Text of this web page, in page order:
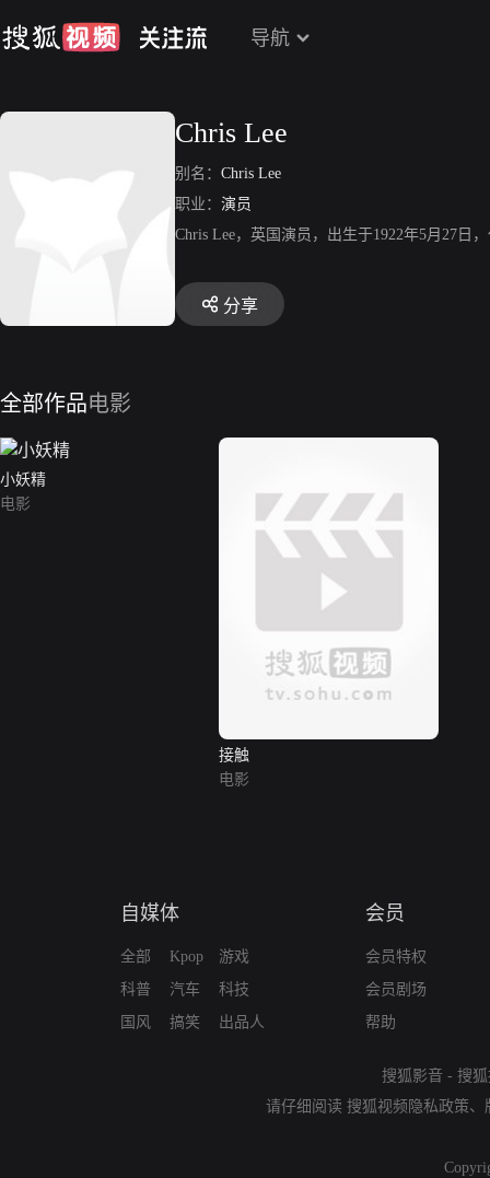
导航
Chris Lee
别名： Chris Lee
职业： 演员
Chris Lee，英国演员，出生于1922年5月27日
分享
全部作品电影
小妖精
电影
接触
电影
自媒体
全部
科普
国风
Kpop
汽车
搞笑
游戏
科技
出品人
会员
会员特权
会员剧场
帮助
搜狐影音 - 搜
请仔细阅读 搜狐视频隐私政策、